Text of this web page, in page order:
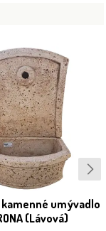
umývadlo
(Lávová)